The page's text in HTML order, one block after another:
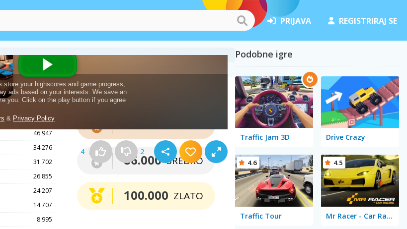
PRIJAVA REGISTRIRAJ SE
4 2
50.356
46.947
34.276
31.702
26.855
24.207
14.707
8.995
Točke za osvojitev medalje
72.000
SREBRO
86.000
ZLATO
100.000
Podobne igre
Traffic Jam 3D Drive Crazy
Traffic Tour
4.6
Mr Racer - Car Racing
4.5